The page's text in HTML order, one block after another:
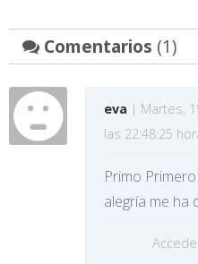
Comentarios (1)
eva | Martes,
las 22:48:25
Primo
alegría me ha